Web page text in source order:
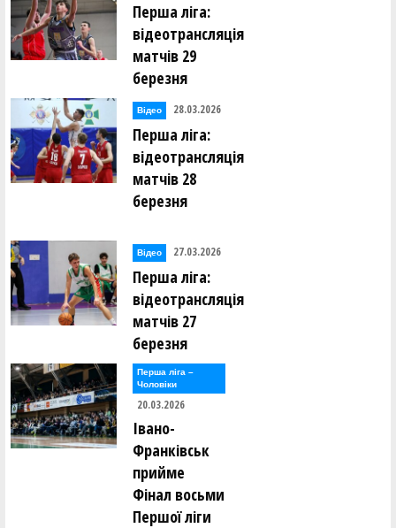
Перша ліга:
відеотрансляція
матчів 29
березня
Відео 28.03.2026
Перша ліга:
відеотрансляція
матчів 28
березня
Відео 27.03.2026
Перша ліга:
відеотрансляція
матчів 27
березня
Перша лiга –
Чоловiки
20.03.2026
Івано-
Франківськ
прийме
Фінал восьми
Першої ліги